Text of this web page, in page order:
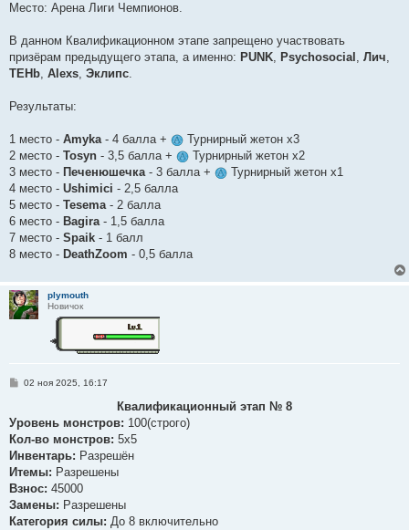
Место: Арена Лиги Чемпионов.
В данном Квалификационном этапе запрещено участвовать
призёрам предыдущего этапа, а именно: PUNK, Psychosocial , Лич,
TEHb, Alexs, Эклипс.
Результаты:
1 место - Amyka- 4 балла +
Турнирный жетон х3
2 место - Tosyn - 3,5 балла +
Турнирный жетон х2
3 место - Печенюшечка- 3 балла +
Турнирный жетон х1
4 место - Ushimici - 2,5 балла
5 место - Tesema- 2 балла
6 место - Bagira- 1,5 балла
7 место - Spaik - 1 балл
8 место - DeathZoom - 0,5 балла
plymouth
Новичок
С
щ
е
и
е
02 ноя 2025, 16:17
Квалификационный этап № 8
Уровень монстров: 100(строго)
Кол-во монстров: 5х5
Инвентарь: Разрешён
Итемы: Разрешены
Взнос: 45000
Замены: Разрешены
Категория силы: До 8 включительно